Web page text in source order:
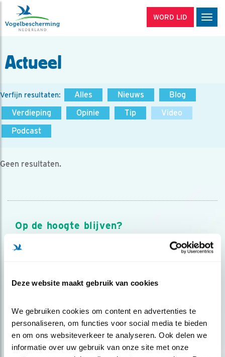
Deze website maakt gebruik van cookies
We gebruiken cookies om content en advertenties te
personaliseren, om functies voor social media te bieden
en om ons websiteverkeer te analyseren. Ook delen we
informatie over uw gebruik van onze site met onze
WORD LID
Actueel
Verfijn resultaten: Alles Nieuws
Blog
Verdieping
Opinie Tip
Video
Podcast
Geen resultaten.
Op de hoogte blijven?
Meld je aan en ontvang nieuws, inspiratie, acties en tips
over vogels en activiteiten van Vogelbescherming.